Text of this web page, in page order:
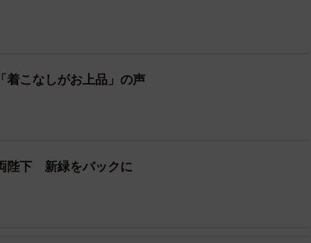
着こなしがお上品」の声
陛下 新緑をバックに